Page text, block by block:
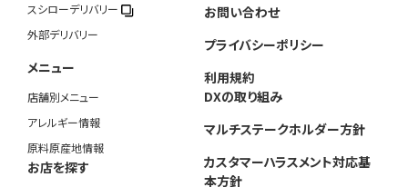
スシローデリバリー
外部デリバリー
メニュー
店舗別メニュー
アレルギー情報
原料原産地情報
お店を探す
お問い合わせ
プライバシーポリシー
利用規約
DXの取り組み
マルチステークホルダー方針
カスタマーハラスメント対応基
本方針